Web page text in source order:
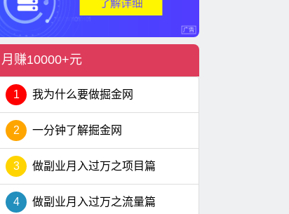
月赚10000+元
1 我为什么要做掘金网
2 一分钟了解掘金网
3 做副业月入过万之项目篇
4 做副业月入过万之流量篇